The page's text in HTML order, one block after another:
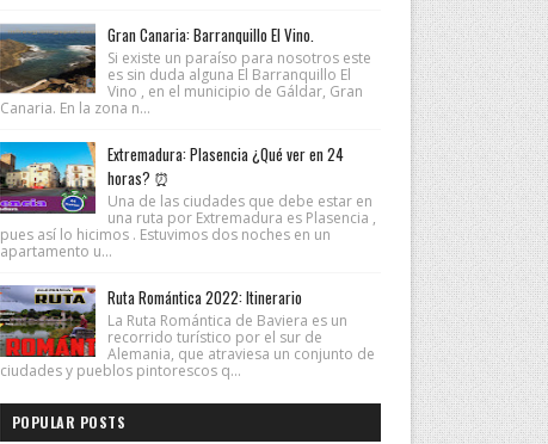
Gran Canaria: Barranquillo El Vino.
Si existe un paraíso para nosotros este
es sin duda alguna El Barranquillo El
Vino , en el municipio de Gáldar, Gran
Canaria. En la zona n...
Extremadura: Plasencia ¿Qué ver en 24
horas? ⏰
Una de las ciudades que debe estar en
una ruta por Extremadura es Plasencia ,
pues así lo hicimos . Estuvimos dos noches en un
apartamento u...
Ruta Romántica 2022: Itinerario
La Ruta Romántica de Baviera es un
recorrido turístico por el sur de
Alemania, que atraviesa un conjunto de
ciudades y pueblos pintorescos q...
POPULAR POSTS